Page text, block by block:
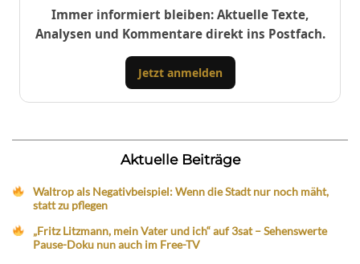
Immer informiert bleiben: Aktuelle Texte,
Analysen und Kommentare direkt ins Postfach.
Jetzt anmelden
Aktuelle Beiträge
Waltrop als Negativbeispiel: Wenn die Stadt nur noch mäht,
statt zu pflegen
„Fritz Litzmann, mein Vater und ich“ auf 3sat – Sehenswerte
Pause-Doku nun auch im Free-TV